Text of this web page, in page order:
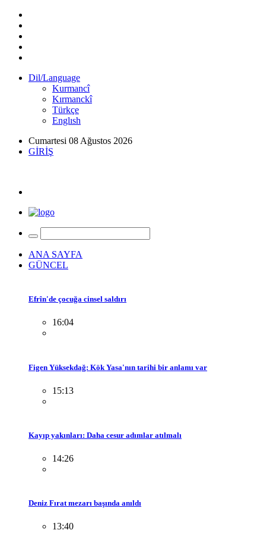
Dil/Language
Kurmancî
Kırmanckî
Türkçe
Englısh
Cumartesi 08 Ağustos 2026
GİRİŞ
ANA SAYFA
GÜNCEL
Efrîn'de çocuğa cinsel saldırı
16:04
Figen Yüksekdağ: Kök Yasa'nın tarihi bir anlamı var
15:13
Kayıp yakınları: Daha cesur adımlar atılmalı
14:26
Deniz Fırat mezarı başında anıldı
13:40